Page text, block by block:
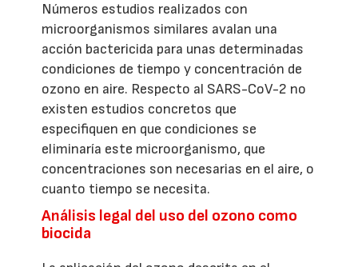
Números estudios realizados con
microorganismos similares avalan una
acción bactericida para unas determinadas
condiciones de tiempo y concentración de
ozono en aire. Respecto al SARS-CoV-2 no
existen estudios concretos que
especifiquen en que condiciones se
eliminaría este microorganismo, que
concentraciones son necesarias en el aire, o
cuanto tiempo se necesita.
Análisis legal del uso del ozono como
biocida